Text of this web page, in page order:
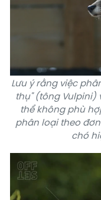
Lưu ý rằng việc
thụ" (tông Vulpini)
thể không phù
phân loại theo
chó